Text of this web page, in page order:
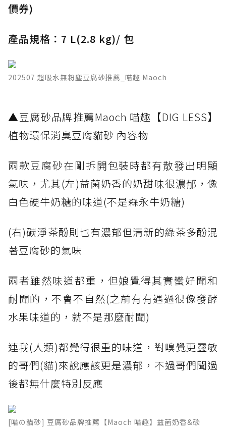
價券)
產品規格：7 L(2.8 kg)/ 包
202507 超吸水無粉塵豆腐砂推薦_喵趣 Maoch
​▲豆腐砂品牌推薦Maoch 喵趣【DIG LESS】
植物環保消臭豆腐貓砂 內容物
兩款豆腐砂在剛拆開包裝時都有散發出明顯
氣味，尤其(左)益菌奶香的奶甜味很濃郁，像
白色硬牛奶糖的味道(不是森永牛奶糖)
(右)碳淨茶酚則也有濃郁但清新的綠茶多酚混
著豆腐砂的氣味
兩者雖然味道都重，但娘覺得其實蠻好聞和
耐聞的，不會不自然(之前有有遇過很像發酵
水果味道的，就不是那麼耐聞)
連我(人類)都覺得很重的味道，對嗅覺更靈敏
的哥們(貓)來說應該更是濃郁，不過哥們聞過
後都無什麼特別反應
[喵の貓砂] 豆腐砂品牌推薦【Maoch 喵趣】益菌奶香&碳